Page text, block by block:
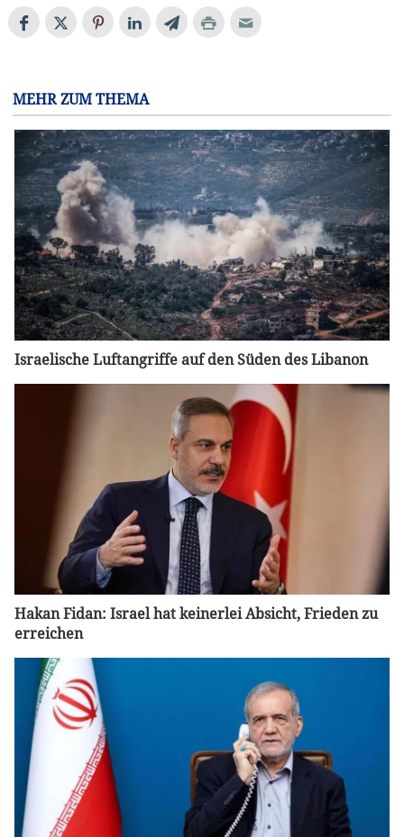
MEHR ZUM THEMA
Israelische Luftangriffe auf den Süden des Libanon
Hakan Fidan: Israel hat keinerlei Absicht, Frieden zu
erreichen